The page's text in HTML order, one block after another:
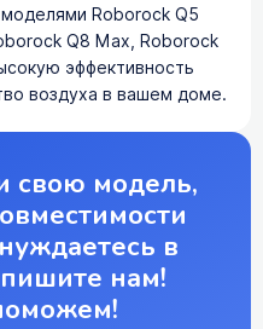
Roborock Q5
Q8 Max, Roborock
эффективность
воздуха в вашем доме.
свою модель,
в
нам!